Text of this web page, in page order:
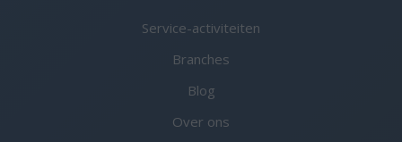
Service-activiteiten
Branches
Blog
Over ons